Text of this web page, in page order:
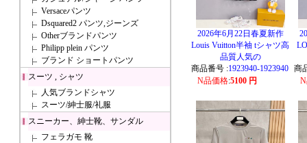
Versaceパンツ
Dsquared2 パンツ,ジーンズ
Otherブランドパンツ
Philipp plein パンツ
ブランド ショートパンツ
スーツ , シャツ
人気ブランドシャツ
スーツ/紳士服/礼服
スニーカー、紳士靴、サンダル
フェラガモ 靴
2026年6月22日春夏新作
Louis Vuitton半袖 tシャツ高
品質人気の
商品番号 :1923940-1923940
N品価格:5100 円
商